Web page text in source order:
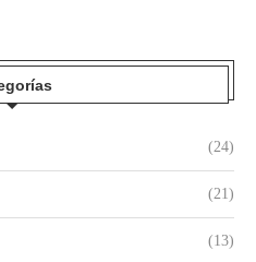
(24)
(21)
(13)